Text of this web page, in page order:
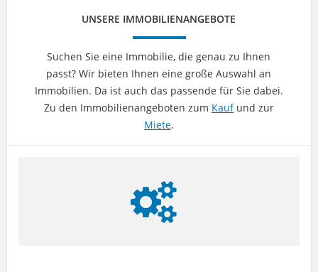
UNSERE IMMOBILIENANGEBOTE
Suchen Sie eine Immobilie, die genau zu Ihnen
passt? Wir bieten Ihnen eine große Auswahl an
Immobilien. Da ist auch das passende für Sie dabei.
Zu den Immobilienangeboten zum Kaufund zur
Miete.